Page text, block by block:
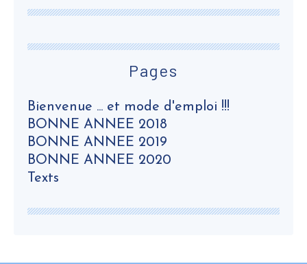
Pages
Bienvenue ... et mode d'emploi !!!
BONNE ANNEE 2018
BONNE ANNEE 2019
BONNE ANNEE 2020
Texts